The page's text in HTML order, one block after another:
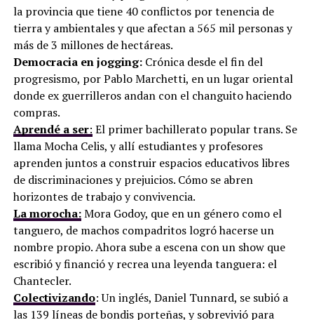
la provincia que tiene 40 conflictos por tenencia de
tierra y ambientales y que afectan a 565 mil personas y
más de 3 millones de hectáreas.
Democracia en jogging: Crónica desde el fin del
progresismo, por Pablo Marchetti, en un lugar oriental
donde ex guerrilleros andan con el changuito haciendo
compras.
Aprendé a ser: El primer bachillerato popular trans. Se
llama Mocha Celis, y allí estudiantes y profesores
aprenden juntos a construir espacios educativos libres
de discriminaciones y prejuicios. Cómo se abren
horizontes de trabajo y convivencia.
La morocha:Mora Godoy, que en un género como el
tanguero, de machos compadritos logró hacerse un
nombre propio. Ahora sube a escena con un show que
escribió y financió y recrea una leyenda tanguera: el
Chantecler.
Colectivizando: Un inglés, Daniel Tunnard, se subió a
las 139 líneas de bondis porteñas, y sobrevivió para